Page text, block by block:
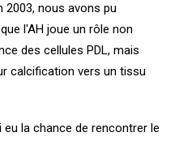
2003, nous avons pu
l'AH joue un rôle non
des cellules PDL, mais
calcification vers un tissu
eu la chance de rencontrer le